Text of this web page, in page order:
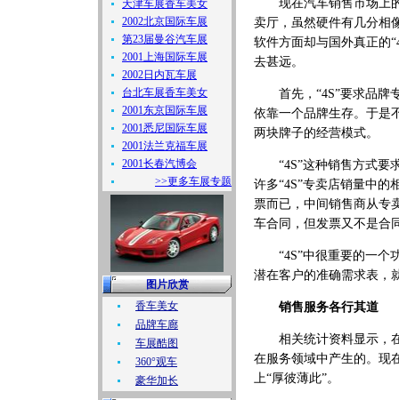
天津车展香车美女
2002北京国际车展
第23届曼谷汽车展
2001上海国际车展
2002日内瓦车展
台北车展香车美女
2001东京国际车展
2001悉尼国际车展
2001法兰克福车展
2001长春汽博会
>>更多车展专题
图片欣赏
香车美女
品牌车廊
车展酷图
360°观车
豪华加长
现在汽车销售市场上
卖厅，虽然硬件有几分相
软件方面却与国外真正的
去甚远。
首先，“4S”要求品牌专
依靠一个品牌生存。于是
两块牌子的经营模式。
“4S”这种销售方式要求
许多“4S”专卖店销量中
票而已，中间销售商从专
车合同，但发票又不是合
“4S”中很重要的一个功
潜在客户的准确需求表，
销售服务各行其道
相关统计资料显示，在
在服务领域中产生的。现
上“厚彼薄此”。